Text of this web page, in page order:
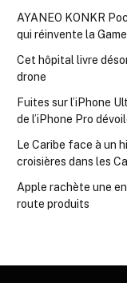
AYANEO KONKR
qui réinvente la
Cet hôpital livre
drone
Fuites sur l’iPhone
de l’iPhone Pro
Le Caribe face à un
croisières dans les
Apple rachète une
route produits